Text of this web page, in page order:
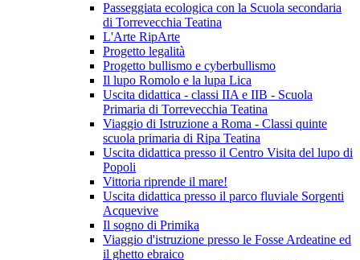
Passeggiata ecologica con la Scuola secondaria
di Torrevecchia Teatina
L'Arte RipArte
Progetto legalità
Progetto bullismo e cyberbullismo
Il lupo Romolo e la lupa Lica
Uscita didattica - classi IIA e IIB - Scuola
Primaria di Torrevecchia Teatina
Viaggio di Istruzione a Roma - Classi quinte
scuola primaria di Ripa Teatina
Uscita didattica presso il Centro Visita del lupo di
Popoli
Vittoria riprende il mare!
Uscita didattica presso il parco fluviale Sorgenti
Acquevive
Il sogno di Primika
Viaggio d'istruzione presso le Fosse Ardeatine ed
il ghetto ebraico